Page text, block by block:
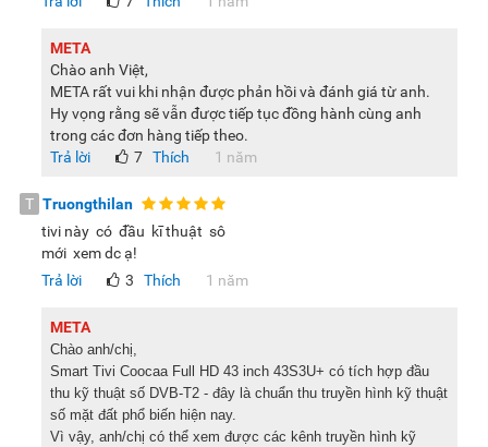
META
Chào anh Việt,
META rất vui khi nhận được phản hồi và đánh giá từ anh.
Hy vọng rằng sẽ vẫn được tiếp tục đồng hành cùng anh
trong các đơn hàng tiếp theo.
Trả lời
Thích
7 1 năm
T Truongthilan
tivi này có đầu kī thuật sô
mới xem dc ạ!
Trả lời
Thích
3 1 năm
META
Chào anh/chị,
Smart Tivi Coocaa Full HD 43 inch 43S3U+ có tích hợp đầu
thu kỹ thuật số DVB-T2 - đây là chuẩn thu truyền hình kỹ thuật
số mặt đất phổ biến hiện nay.
Vì vậy, anh/chị có thể xem được các kênh truyền hình kỹ